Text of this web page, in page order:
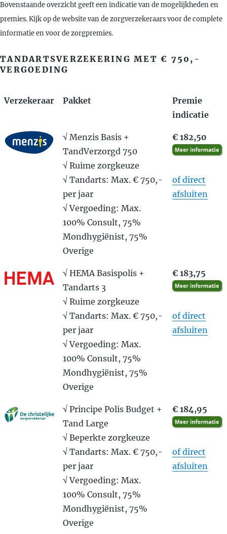
Bovenstaande overzicht geeft een indicatie van de mogelijkheden en
premies. Kijk op de website van de zorgverzekeraars voor de complete
informatie en voor de zorgpremies.
TANDARTSVERZEKERING MET € 750,-
VERGOEDING
Verzekeraar Pakket
Premie
indicatie
√ Menzis Basis +
TandVerzorgd 750
√ Ruime zorgkeuze
√ Tandarts: Max. € 750,-
per jaar
√ Vergoeding: Max.
100% Consult, 75%
Mondhygiënist, 75%
Overige
€ 182,50
of direct
afsluiten
√ HEMA Basispolis +
Tandarts 3
√ Ruime zorgkeuze
√ Tandarts: Max. € 750,-
per jaar
√ Vergoeding: Max.
100% Consult, 75%
Mondhygiënist, 75%
Overige
€ 183,75
of direct
afsluiten
√ Principe Polis Budget +
Tand Large
√ Beperkte zorgkeuze
√ Tandarts: Max. € 750,-
per jaar
√ Vergoeding: Max.
100% Consult, 75%
Mondhygiënist, 75%
Overige
€ 184,95
of direct
afsluiten